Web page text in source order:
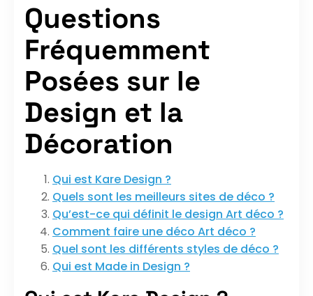
Questions
Fréquemment
Posées sur le
Design et la
Décoration
Qui est Kare Design ?
Quels sont les meilleurs sites de déco ?
Qu’est-ce qui définit le design Art déco ?
Comment faire une déco Art déco ?
Quel sont les différents styles de déco ?
Qui est Made in Design ?